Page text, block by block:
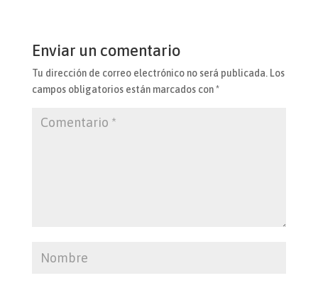
Enviar un comentario
Tu dirección de correo electrónico no será publicada. Los
campos obligatorios están marcados con*